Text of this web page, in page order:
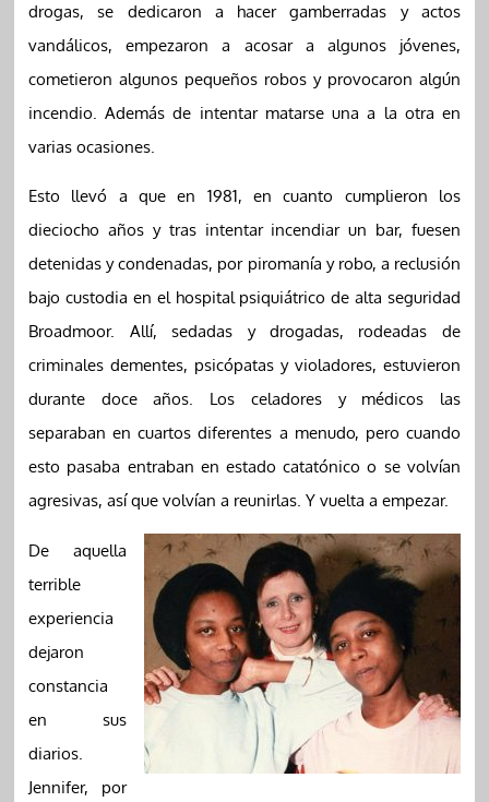
drogas, se dedicaron a hacer gamberradas y actos
vandálicos, empezaron a acosar a algunos jóvenes,
cometieron algunos pequeños robos y provocaron algún
incendio. Además de intentar matarse una a la otra en
varias ocasiones.
Esto llevó a que en 1981, en cuanto cumplieron los
dieciocho años y tras intentar incendiar un bar, fuesen
detenidas y condenadas, por piromanía y robo, a reclusión
bajo custodia en el hospital psiquiátrico de alta seguridad
Broadmoor. Allí, sedadas y drogadas, rodeadas de
criminales dementes, psicópatas y violadores, estuvieron
durante doce años. Los celadores y médicos las
separaban en cuartos diferentes a menudo, pero cuando
esto pasaba entraban en estado catatónico o se volvían
agresivas, así que volvían a reunirlas. Y vuelta a empezar.
De aquella
terrible
experiencia
dejaron
constancia
en sus
diarios.
Jennifer, por